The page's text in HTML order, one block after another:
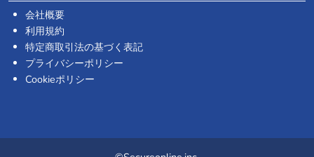
会社概要
利用規約
特定商取引法の基づく表記
プライバシーポリシー
Cookieポリシー